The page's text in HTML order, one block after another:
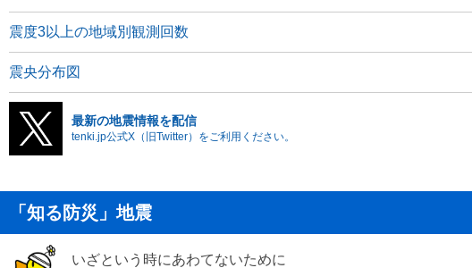
震度3以上の地域別観測回数
震央分布図
最新の地震情報を配信
tenki.jp公式X（旧Twitter）をご利用ください。
「知る防災」地震
いざという時にあわてないために